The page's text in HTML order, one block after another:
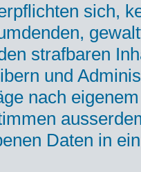
sich,
strafbaren
und
nach
Daten in